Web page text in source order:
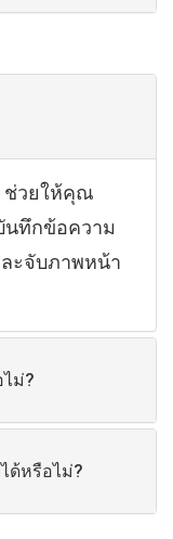
ช่วยให้คุณ
นทึกข้อความ
ะจับภาพหน้า
ม่?
ด้หรือไม่?